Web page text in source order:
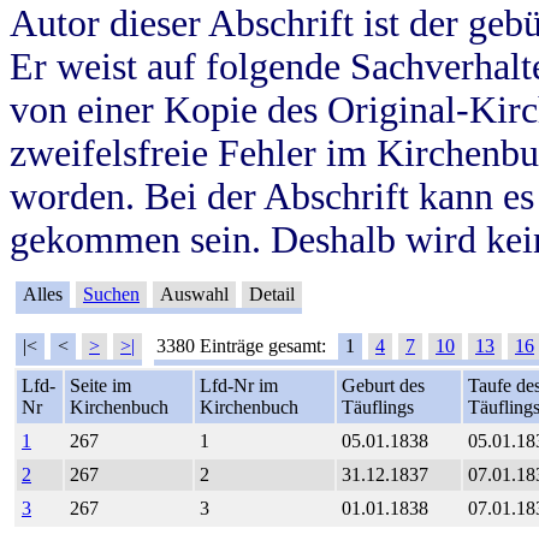
Autor dieser Abschrift ist der
Er weist auf folgende
von einer Kopie des Original-
zweifelsfreie Fehler im
worden. Bei der Abschrift kann
gekommen sein. Deshalb wird
Alles Suchen Auswahl Detail
|< < > >| 3380 Einträge gesamt: 1 4 7 10 13
16
Lfd-
Nr
Seite im
Kirchenbuch
Lfd-Nr im
Kirchenbuch
Geburt des
Täuflings
Taufe
Täuflings
1
267 1 05.01.1838
2
267 2 31.12.1837
3
267 3 01.01.1838